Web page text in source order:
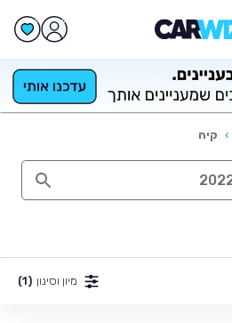
› קיה
מיון וסינון (1)